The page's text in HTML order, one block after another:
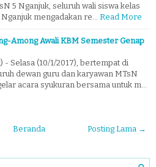
5 Nganjuk, seluruh wali siswa kelas
mengadakan re…
Read More
Among Awali KBM Semester Genap
- Selasa (10/1/2017), bertempat di
dewan guru dan karyawan MTsN
acara syukuran bersama untuk m…
Posting Lama →
Beranda